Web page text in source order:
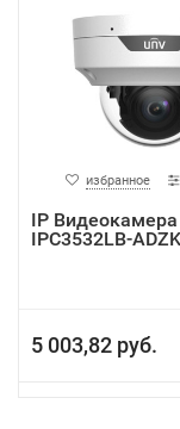
избранное
IP
IPC3532LB-
5 003,82 руб.